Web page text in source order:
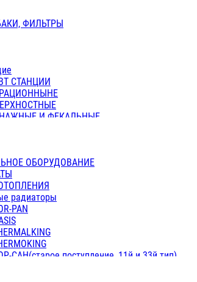
ПЕРЕХОДНЫЕ / СОЕДИНИТЕЛЬНЫЕ
С ВНУТРЕННЕЙ РЕЗЬБОЙ
ДВУХСЛ.
ФИЛЬТРЫ
СТАНЦИИ
И ФЕКАЛЬНЫЕ
и ЦИРКУЛЯЦИОННЫЕ
ОБОРУДОВАНИЕ
радиаторы
PAN
САН(старое поступление, 11й и 33й тип)